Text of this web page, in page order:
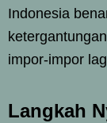
Indonesia
impor-impor
Langkah